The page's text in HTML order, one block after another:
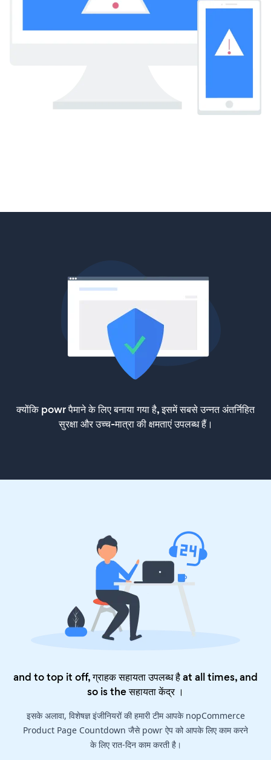
क्योंकि powr पैमाने के लिए बनाया गया है, इसमें सबसे उन्नत अंतर्निहित
सुरक्षा और उच्च-मात्रा की क्षमताएं उपलब्ध हैं।
and to top it off, ग्राहक सहायता उपलब्ध है at all times, and
so is theसहायता केंद्र।
इसके अलावा, विशेषज्ञ इंजीनियरों की हमारी टीम आपके nopCommerce
Product Page Countdown जैसे powr ऐप को आपके लिए काम करने
के लिए रात-दिन काम करती है।